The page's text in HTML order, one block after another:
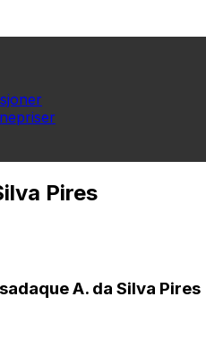
Pires
A. da Silva Pires